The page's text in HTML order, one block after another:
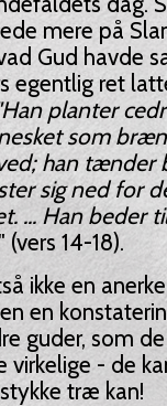
mere på
Gud havde
egentlig ret
planter
som
han tænder
sig ned for
... Han beder
14-18).
ikke en
en
guder, som
virkelige - de
træ kan!